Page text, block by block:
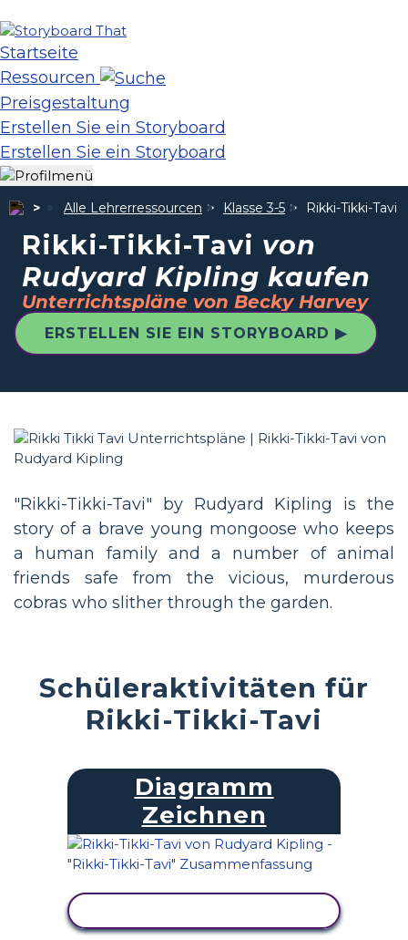
Startseite
Ressourcen
Preisgestaltung
Erstellen Sie ein Storyboard
Erstellen Sie ein Storyboard
Alle Lehrerressourcen Klasse 3-5 Rikki-Tikki-Tavi
Rikki-Tikki-Tavi von
Rudyard Kipling kaufen
Unterrichtspläne von Becky Harvey
ERSTELLEN SIE EIN STORYBOARD ▶
"Rikki-Tikki-Tavi" by Rudyard Kipling is the
story of a brave young mongoose who keeps
a human family and a number of animal
friends safe from the vicious, murderous
cobras who slither through the garden.
Schüleraktivitäten für
Rikki-Tikki-Tavi
Diagramm
Zeichnen